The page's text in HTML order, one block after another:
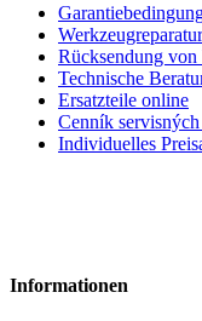
Rücksendung von
Technische
Ersatzteile online
Cenník
Individuelles
Informationen